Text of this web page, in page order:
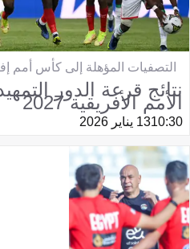
التصفيات المؤهلة إلى كأس أمم
نتائج قرعة الدور
الأمم الأفريقية 2027
10:3013 يناير 2026